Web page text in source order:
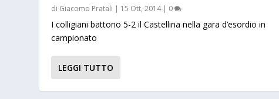
di Giacomo Pratali | 15 Ott, 2014| 0
I colligiani battono 5-2 il Castellina nella gara d’esordio in
campionato
LEGGI TUTTO